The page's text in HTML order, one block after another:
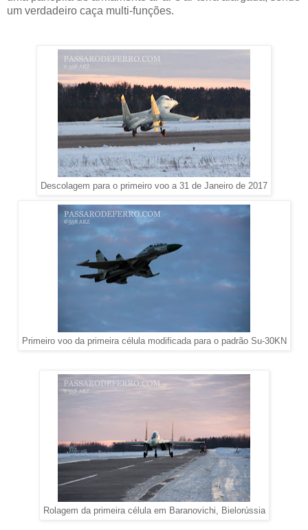
um verdadeiro caça multi-funções.
Descolagem para o primeiro voo a 31 de Janeiro de 2017
Primeiro voo da primeira célula modificada para o padrão Su-30KN
Rolagem da primeira célula em Baranovichi, Bielorússia